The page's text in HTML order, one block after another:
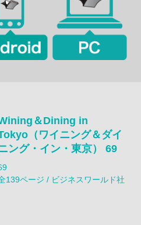
＆Dining in
（ワイニング＆ダイ
ング・イン・東京） 69
139ページ / ビジネスワールド社